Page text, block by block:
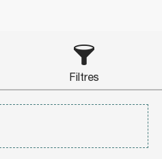
Filtres